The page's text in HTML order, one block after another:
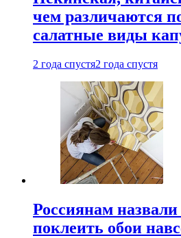
чем различаются
салатные виды
2 года спустя2 года спустя
Россиянам назвали
поклеить обои